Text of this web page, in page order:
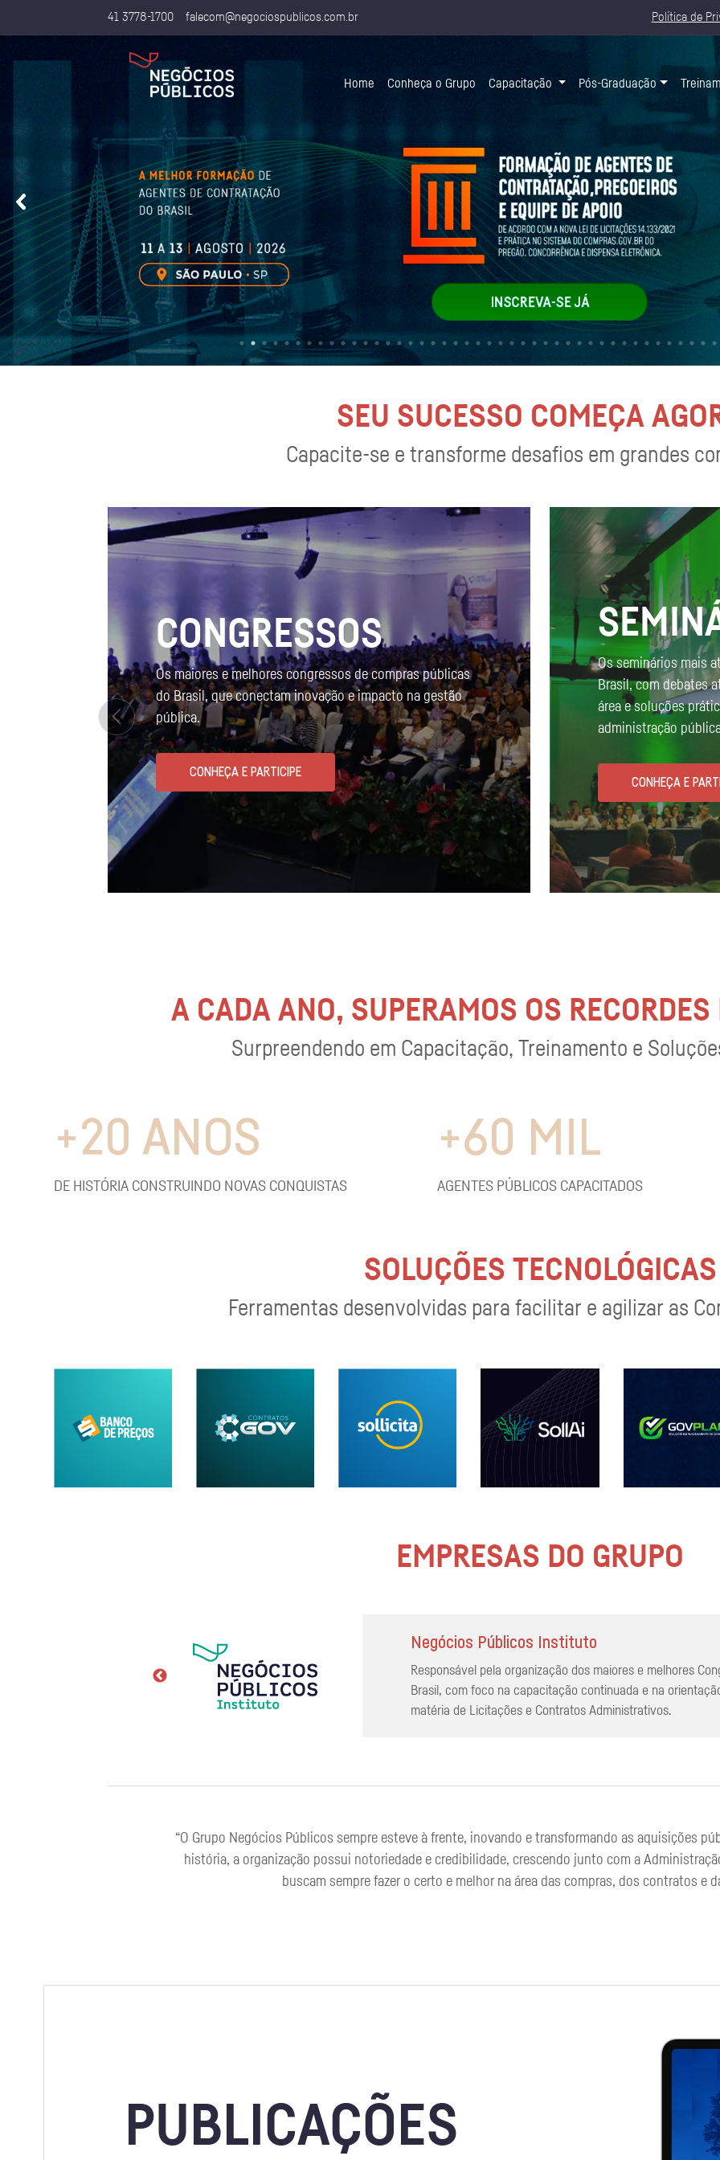
41 3778-1700 falecom@negociospublicos.com.br Política de
Home(current)
Conheça o Grupo Capacitação Pós-Graduação
SEU SUCESSO COMEÇA
Capacite-se e transforme desafios em grandes
CONGRESSOS
Os maiores e melhores congressos de compras públicas
do Brasil, que conectam inovação e impacto na gestão
pública.
CONHEÇA E PARTICIPE
Os seminários mais
Brasil, com debates
área e soluções
administração
CONHEÇA E
A CADA ANO, SUPERAMOS OS RECORDES
Surpreendendo em Capacitação, Treinamento e
+20 ANOS
DE HISTÓRIA CONSTRUINDO NOVAS CONQUISTAS
+60 MIL
AGENTES PÚBLICOS CAPACITADOS
SOLUÇÕES TECNOLÓGICAS
Ferramentas desenvolvidas para facilitar e agilizar as
EMPRESAS DO GRUPO
Negócios Públicos Instituto
Responsável pela organização dos maiores e melhores
Brasil, com foco na capacitação continuada e na
matéria de Licitações e Contratos Administrativos.
“O Grupo Negócios Públicos sempre esteve à frente, inovando e transformando as aquisições
história, a organização possui notoriedade e credibilidade, crescendo junto com a
buscam sempre fazer o certo e melhor na área das compras, dos contratos e
PUBLICAÇÕES